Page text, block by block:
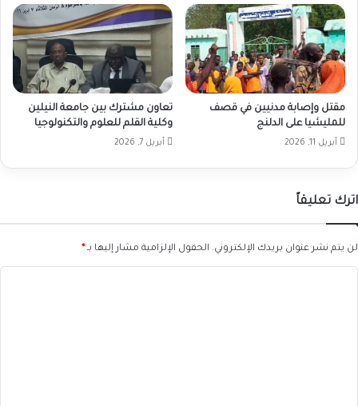
مقتل وإصابة مدنيين في قصف
للمليشيا على الدلنج
أبريل 11, 2026
تعاون مشترك بين جامعة النيلين
وكلية القلم للعلوم والتكنولوجيا
أبريل 7, 2026
اترك تعليقاً
لن يتم نشر عنوان بريدك الإلكتروني. الحقول الإلزامية مشار إليها بـ *